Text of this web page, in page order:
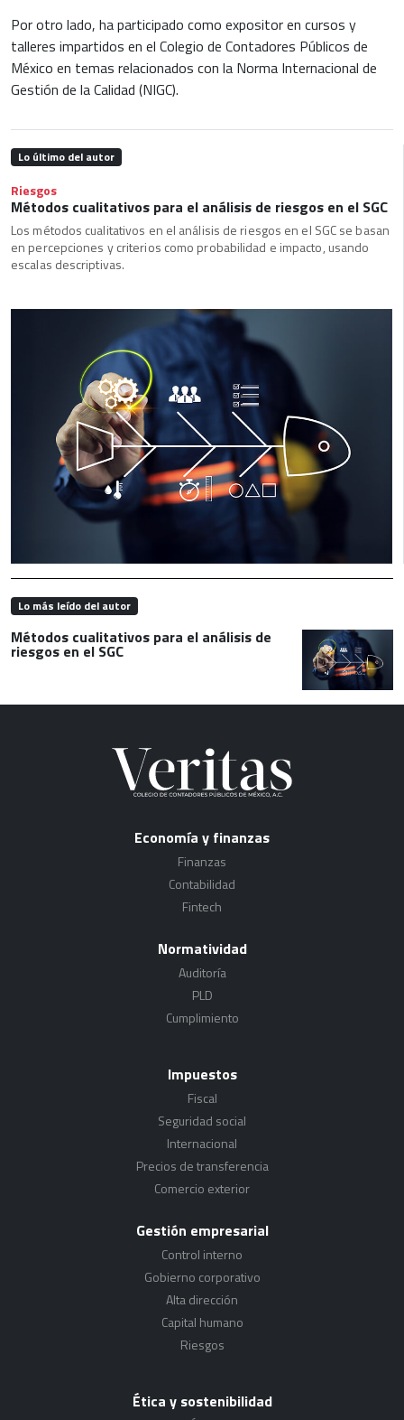
Por otro lado, ha participado como expositor en cursos y
talleres impartidos en el Colegio de Contadores Públicos de
México en temas relacionados con la Norma Internacional de
Gestión de la Calidad (NIGC).
Lo último del autor
Riesgos
Métodos cualitativos para el análisis de riesgos en el SGC
Los métodos cualitativos en el análisis de riesgos en el SGC se basan
en percepciones y criterios como probabilidad e impacto, usando
escalas descriptivas.
Lo más leído del autor
Métodos cualitativos para el análisis de
riesgos en el SGC
Economía y finanzas
Finanzas
Contabilidad
Fintech
Normatividad
Auditoría
PLD
Cumplimiento
Impuestos
Fiscal
Seguridad social
Internacional
Precios de transferencia
Comercio exterior
Gestión empresarial
Control interno
Gobierno corporativo
Alta dirección
Capital humano
Riesgos
Ética y sostenibilidad